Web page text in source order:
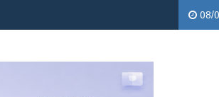
Copercampos | Troco Solidário da 08/